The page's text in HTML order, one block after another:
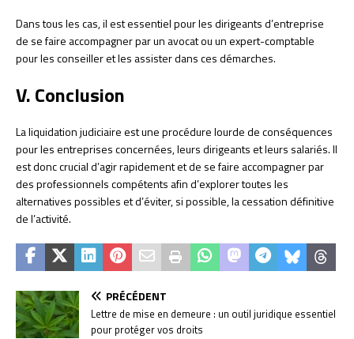
Dans tous les cas, il est essentiel pour les dirigeants d’entreprise
de se faire accompagner par un avocat ou un expert-comptable
pour les conseiller et les assister dans ces démarches.
V. Conclusion
La liquidation judiciaire est une procédure lourde de conséquences
pour les entreprises concernées, leurs dirigeants et leurs salariés. Il
est donc crucial d’agir rapidement et de se faire accompagner par
des professionnels compétents afin d’explorer toutes les
alternatives possibles et d’éviter, si possible, la cessation définitive
de l’activité.
PRÉCÉDENT
Lettre de mise en demeure : un outil juridique essentiel
pour protéger vos droits